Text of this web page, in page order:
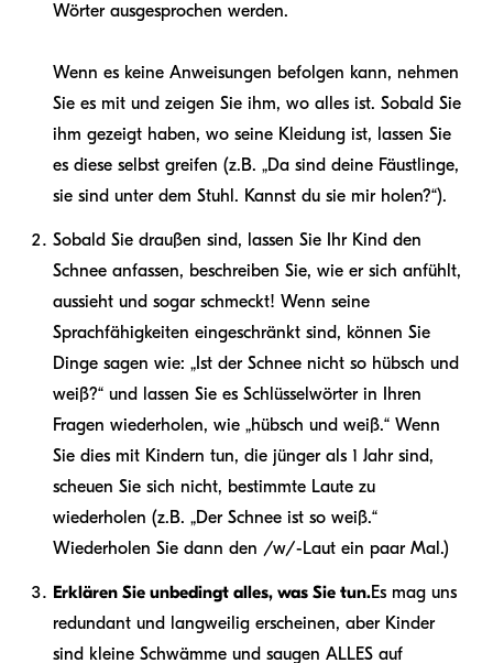
Wörter ausgesprochen werden.
Wenn es keine Anweisungen befolgen kann, nehmen
Sie es mit und zeigen Sie ihm, wo alles ist. Sobald Sie
ihm gezeigt haben, wo seine Kleidung ist, lassen Sie
es diese selbst greifen (z.B. „Da sind deine Fäustlinge,
sie sind unter dem Stuhl. Kannst du sie mir holen?“).
Sobald Sie draußen sind, lassen Sie Ihr Kind den
Schnee anfassen, beschreiben Sie, wie er sich anfühlt,
aussieht und sogar schmeckt! Wenn seine
Sprachfähigkeiten eingeschränkt sind, können Sie
Dinge sagen wie: „Ist der Schnee nicht so hübsch und
weiß?“ und lassen Sie es Schlüsselwörter in Ihren
Fragen wiederholen, wie „hübsch und weiß.“ Wenn
Sie dies mit Kindern tun, die jünger als 1 Jahr sind,
scheuen Sie sich nicht, bestimmte Laute zu
wiederholen (z.B. „Der Schnee ist so weiß.“
Wiederholen Sie dann den /w/-Laut ein paar Mal.)
Erklären Sie unbedingt alles, was Sie tun.Es mag uns
redundant und langweilig erscheinen, aber Kinder
sind kleine Schwämme und saugen ALLES auf